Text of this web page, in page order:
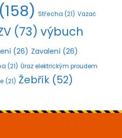
(158) Střecha (21) Vazač
(73) výbuch
(26) Zavalení (26)
(21) Úraz elektrickým proudem
(21) Žebřík (52)